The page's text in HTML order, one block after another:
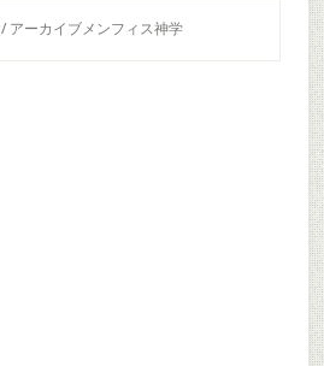
/アーカイブメンフィス神学